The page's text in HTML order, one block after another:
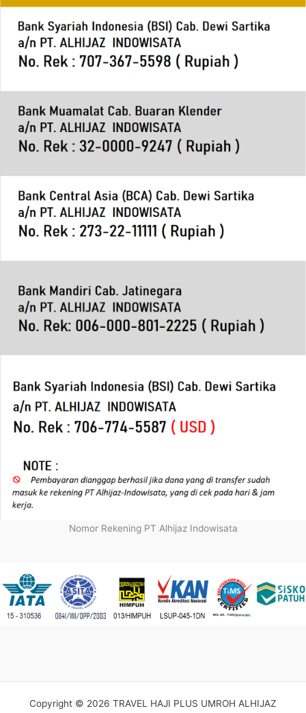
Nomor Rekening PT Alhijaz Indowisata
Copyright © 2026 TRAVEL HAJI PLUS UMROH ALHIJAZ